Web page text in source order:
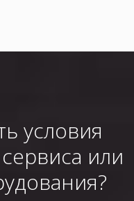
условия
или